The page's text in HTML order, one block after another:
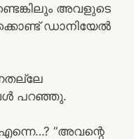
അവളുടെ
ഡാനിയേൽ
പറഞ്ഞു.
“അവന്റെ